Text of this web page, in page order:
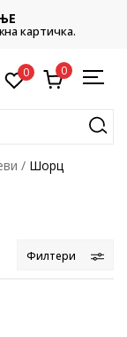
картичка.
0 0
Шорц
Филтери